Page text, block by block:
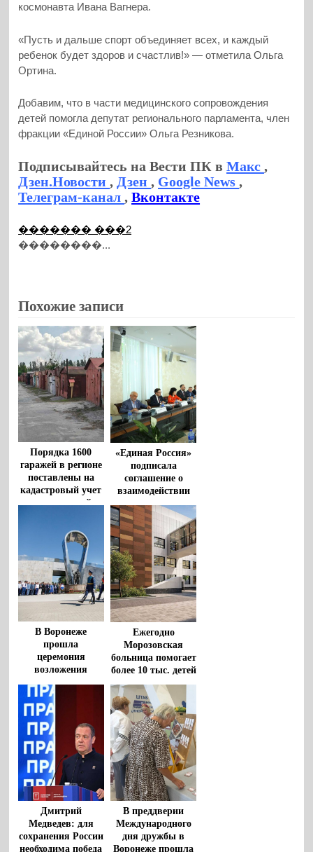
космонавта Ивана Вагнера.
«Пусть и дальше спорт объединяет всех, и каждый
ребенок будет здоров и счастлив!» — отметила Ольга
Ортина.
Добавим, что в части медицинского сопровождения
детей помогла депутат регионального парламента, член
фракции «Единой России» Ольга Резникова.
Подписывайтесь на Вести ПК вМакс,
Дзен.Новости, Дзен, Google News,
Телеграм-канал,Вконтакте
������� ���2
��������...
Похожие записи
Порядка 1600
гаражей в регионе
поставлены на
кадастровый учет
по «гаражной
время реализации
закона
«Единая Россия»
подписала
соглашение о
взаимодействии
между
Общественной
палатой РФ и
политическими
партиями
В Воронеже
прошла
церемония
возложения
цветов к
монументу
«Воронеж – родина
ВДВ»
Ежегодно
Морозовская
больница помогает
более 10 тыс. детей
из регионов
Дмитрий
Медведев: для
сохранения России
необходима победа
В преддверии
Международного
дня дружбы в
Воронеже прошла